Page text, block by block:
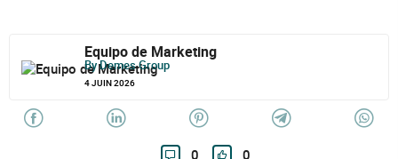
Equipo de Marketing
By Demes Group
4 JUIN 2026
0 0